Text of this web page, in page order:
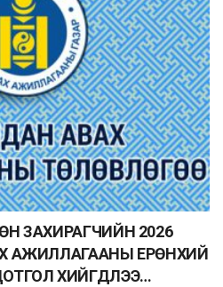
ЗАХИРАГЧИЙН 2026
АЖИЛЛАГААНЫ ЕРӨНХИЙ
ХИЙГДЛЭЭ…